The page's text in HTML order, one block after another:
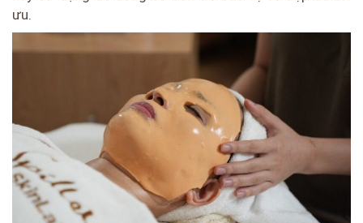
ưu.